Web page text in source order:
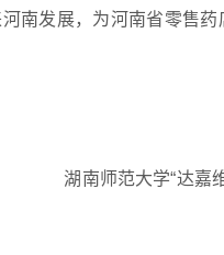
南发展，为河南省零售
湖南师范大学“达嘉